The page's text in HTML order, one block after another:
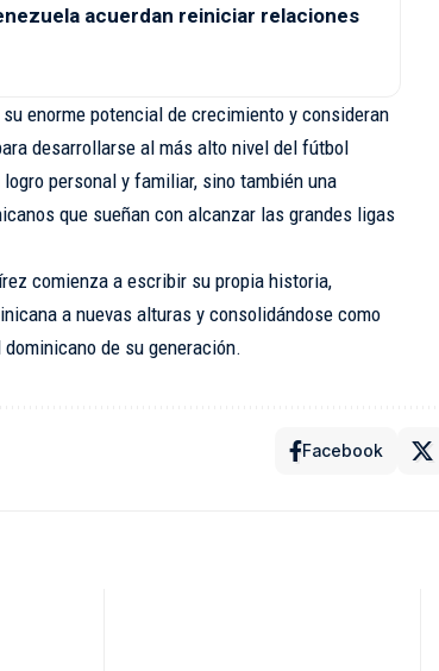
acuerdan reiniciar relaciones
enorme potencial de crecimiento y consideran
desarrollarse al más alto nivel del fútbol
personal y familiar, sino también una
que sueñan con alcanzar las grandes ligas
comienza a escribir su propia historia,
a nuevas alturas y consolidándose como
de su generación.
Facebook